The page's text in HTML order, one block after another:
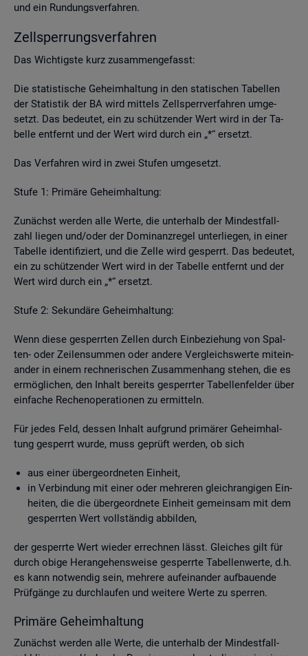
und ein Run­dungs­ver­fah­ren.
Zell­sper­rungs­ver­fah­ren
Das Wich­tigs­te kurz zu­sam­men­ge­fasst:
Die sta­tis­ti­sche Ge­heim­hal­tung in den sta­ti­schen Ta­bel­len
der Sta­tis­tik der BA wird mit­tels Zell­sperr­ver­fah­ren um­ge­
setzt. Das be­deu­tet, ein zu schüt­zen­der Wert wird in der Ta­
bel­le ent­fernt und der Wert wird durch ein „*“ er­setzt.
Das Ver­fah­ren wird in zwei Stu­fen um­ge­setzt.
Stufe 1: Pri­mä­re Ge­heim­hal­tung:
Zu­nächst wer­den alle Werte, die un­ter­halb der Min­dest­fall­
zahl lie­gen und/oder der Do­mi­nanz­re­gel un­ter­lie­gen, in einer
Ta­bel­le iden­ti­fi­ziert, und die Zelle wird ge­sperrt. Das be­deu­tet,
ein zu schüt­zen­der Wert wird in der Ta­bel­le ent­fernt und der
Wert wird durch ein „*“ er­setzt.
Stufe 2: Se­kun­dä­re Ge­heim­hal­tung:
Wenn diese ge­sperr­ten Zel­len durch Ein­be­zie­hung von Spal­
ten- oder Zei­len­sum­men oder an­de­re Ver­gleichs­wer­te mit­ein­
an­der in einem rech­ne­ri­schen Zu­sam­men­hang ste­hen, die es
er­mög­li­chen, den In­halt be­reits ge­sperr­ter Ta­bel­len­fel­der über
ein­fa­che Re­chen­ope­ra­tio­nen zu er­mit­teln.
Für jedes Feld, des­sen In­halt auf­grund pri­mä­rer Ge­heim­hal­
tung ge­sperrt wurde, muss ge­prüft wer­den, ob sich
aus einer über­ge­ord­ne­ten Ein­heit,
in Ver­bin­dung mit einer oder meh­re­ren gleich­ran­gi­gen Ein­
hei­ten, die die über­ge­ord­ne­te Ein­heit ge­mein­sam mit dem
ge­sperr­ten Wert voll­stän­dig ab­bil­den,
der ge­sperr­te Wert wie­der er­rech­nen lässt. Glei­ches gilt für
durch obige Her­an­ge­hens­wei­se ge­sperr­te Ta­bel­len­wer­te, d.h.
es kann not­wen­dig sein, meh­re­re auf­ein­an­der auf­bau­en­de
Prüf­gän­ge zu durch­lau­fen und wei­te­re Werte zu sper­ren.
Pri­mä­re Ge­heim­hal­tung
Zu­nächst wer­den alle Werte, die un­ter­halb der Min­dest­fall­